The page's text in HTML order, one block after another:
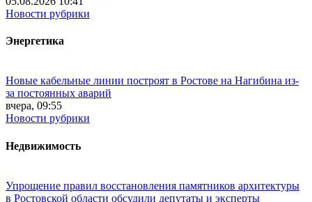
Новости рубрики
Энергетика
Новые кабельные линии построят в Ростове на Нагибина из-
за постоянных аварий
вчера, 09:55
Новости рубрики
Недвижимость
Упрощение правил восстановления памятников архитектуры
в Ростовской области обсудили депутаты и эксперты